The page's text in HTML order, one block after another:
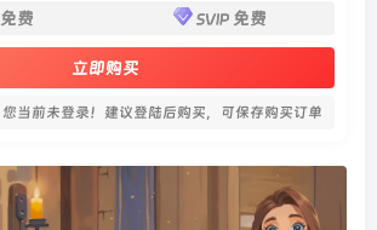
免费 SVIP 免费
立即购买
您当前未登录！建议登陆后购买，可保存购买订单